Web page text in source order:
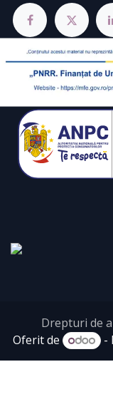
Drepturi de
Oferit de -